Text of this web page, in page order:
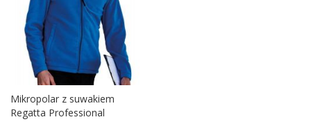
Mikropolar z suwakiem
Regatta Professional